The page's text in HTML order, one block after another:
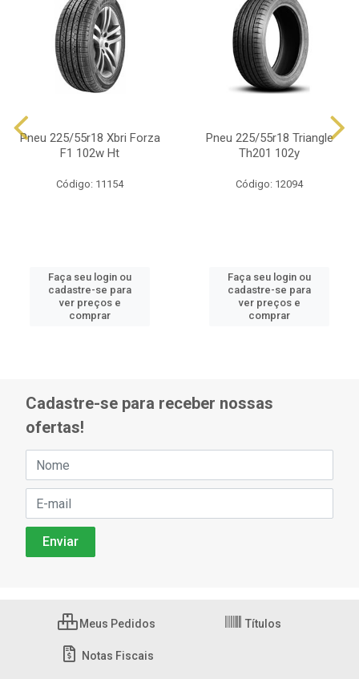
Pneu 225/55r18 Xbri Forza
F1 102w Ht
Código: 11154
Faça seu login ou
cadastre-se para
ver preços e
comprar
Pneu 225/55r18 Triangle
Th201 102y
Código: 12094
Faça seu login ou
cadastre-se para
ver preços e
comprar
Cadastre-se para receber nossas
ofertas!
Meus Pedidos Títulos
Notas Fiscais